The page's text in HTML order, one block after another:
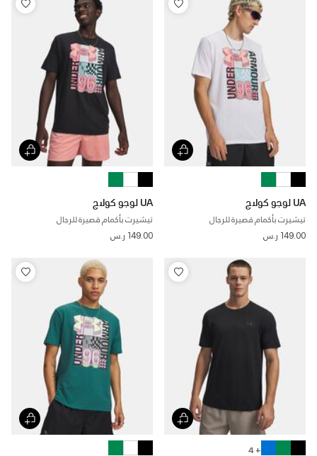
UA لوجو كولاج
تيشيرت بأكمام قصيرة للرجال
149.00 ر.س
UA لوجو كولاج
تيشيرت بأكمام قصيرة للرجال
149.00 ر.س
+ 4